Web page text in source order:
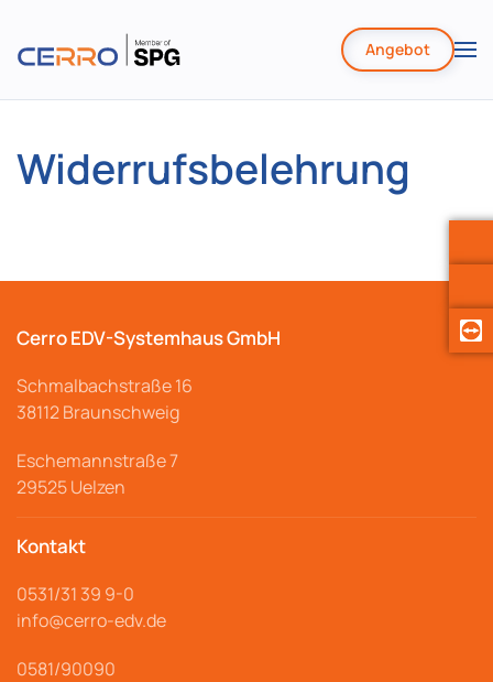
Zum
Angebot
Widerrufsbelehrung
Cerro EDV-Systemhaus GmbH
Schmalbachstraße16
38112 Braunschweig
Eschemannstraße 7
29525 Uelzen
Kontakt
0531/31 39 9-0
info@cerro-edv.de
0581/90090